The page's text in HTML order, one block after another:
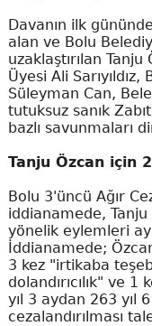
Davanın ilk
alan ve Bolu
uzaklaştırılan
Üyesi Ali Sarıyıldız,
Süleyman Can,
tutuksuz sanık
bazlı savunmaları
Tanju Özcan için
Bolu 3'üncü Ağır
iddianamede,
yönelik eylemleri
İddianamede;
3 kez "irtikaba
dolandırıcılık" ve
yıl 3 aydan 263 yıl
cezalandırılması